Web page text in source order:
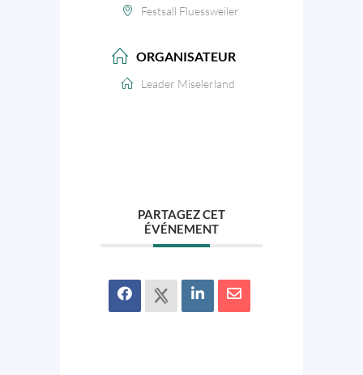
Festsall Fluessweiler
ORGANISATEUR
Leader Miselerland
PARTAGEZ CET
ÉVÉNEMENT